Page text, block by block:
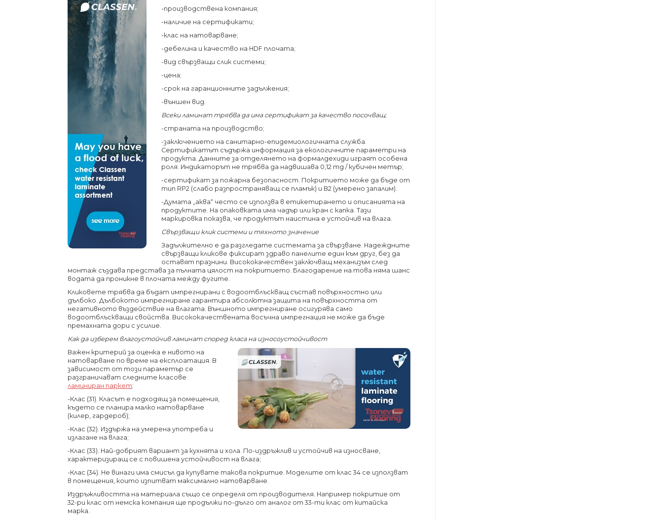
-производствена компания;
-наличие на сертификати;
-клас на натоварване;
-дебелина и качество на HDF плочата;
-вид свързващи слик системи;
-цена;
-срок на гаранционните задължения;
-външен вид.
Всеки ламинат трябва да има сертификат за качество посочващ:
-страната на производство;
-заключението на санитарно-епидемиологичната служба.
Сертификатът съдържа информация за екологичните параметри на
продукта. Данните за отделянето на формалдехиди играят особена
роля. Индикаторът не трябва да надвишава 0,12 mg / кубичен метър;
-сертификат за пожарна безопасност. Покритието може да бъде от
тип RP2 (слабо разпространяващ се пламък) и B2 (умерено запалим).
-Думата „аква“ често се използва в етикетирането и описанията на
продуктите. На опаковката има чадър или кран с капка. Тази
маркировка показва, че продуктът наистина е устойчив на влага.
Свързващи клик системи и тяхното значение
Задължително е да разгледате системата за свързване. Надеждните
свързващи кликове фиксират здраво панелите един към друг, без да
оставят празнини. Висококачествен заключващ механизъм след
монтаж създава представа за пълната цялост на покритието. Благодарение на това няма шанс
водата да проникне в плочата между фугите.
Кликовете трябва да бъдат импрегнирани с водоотблъскващ състав повърхностно или
дълбоко. Дълбокото импрегниране гарантира абсолютна защита на повърхността от
негативното въздействие на влагата. Външното импрегниране осигурява само
водоотблъскващи свойства. Висококачествената восъчна импрегнация не може да бъде
премахната дори с усилие.
Как да изберем влагоустойчив ламинат според класа на износоустойчивост
Важен критерий за оценка е нивото на
натоварване по време на експлоатация. В
зависимост от този параметър се
разграничават следните класове
ламиниран паркет:
-Клас (31). Класът е подходящ за помещения,
където се планира малко натоварване
(килер, гардероб);
-Клас (32). Издържа на умерена употреба и
излагане на влага;
-Клас (33). Най-добрият вариант за кухнята и хола. По-издръжлив и устойчив на износване,
характеризиращ се с повишена устойчивост на влага;
-Клас (34). Не винаги има смисъл да купувате такова покритие. Моделите от клас 34 се използват
в помещения, които изпитват максимално натоварване.
Издръжливостта на материала също се определя от производителя. Например покритие от
32-ри клас от немска компания ще продължи по-дълго от аналог от 33-ти клас от китайска
марка.